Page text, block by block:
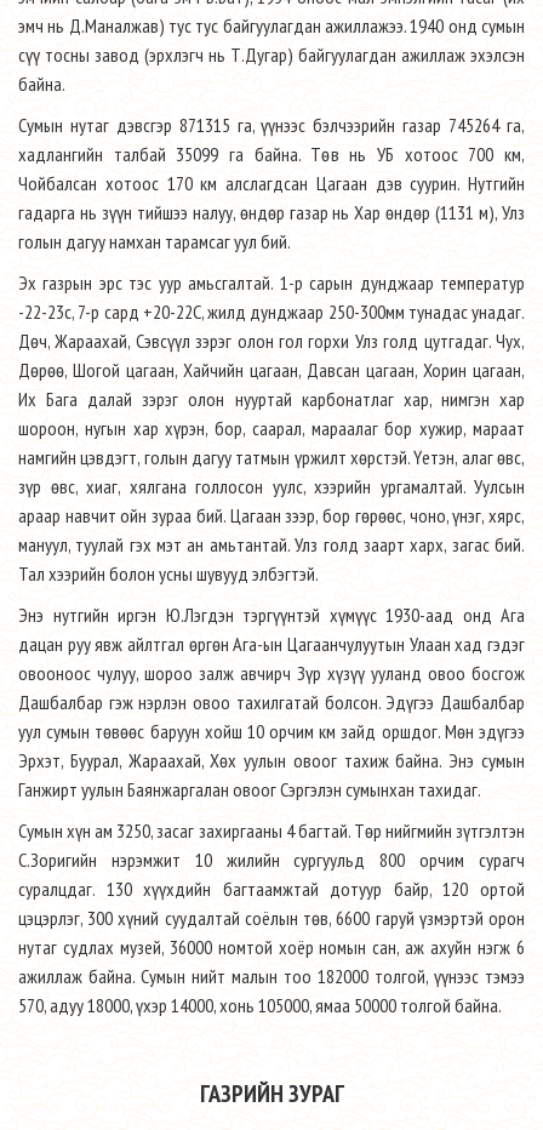
эмч нь Д.Маналжав) тус тус байгуулагдан ажиллажээ. 1940 онд сумын
сүү тосны завод (эрхлэгч нь Т.Дугар) байгуулагдан ажиллаж эхэлсэн
байна.
Сумын нутаг дэвсгэр 871315 га, үүнээс бэлчээрийн газар 745264 га,
хадлангийн талбай 35099 га байна. Төв нь УБ хотоос 700 км,
Чойбалсан хотоос 170 км алслагдсан Цагаан дэв суурин. Нутгийн
гадарга нь зүүн тийшээ налуу, өндөр газар нь Хар өндөр (1131 м), Улз
голын дагуу намхан тарамсаг уул бий.
Эх газрын эрс тэс уур амьсгалтай. 1-р сарын дунджаар температур
-22-23с, 7-р сард +20-22С, жилд дунджаар 250-300мм тунадас унадаг.
Дөч, Жараахай, Сэвсүүл зэрэг олон гол горхи Улз голд цутгадаг. Чух,
Дөрөө, Шогой цагаан, Хайчийн цагаан, Давсан цагаан, Хорин цагаан,
Их Бага далай зэрэг олон нууртай карбонатлаг хар, нимгэн хар
шороон, нугын хар хүрэн, бор, саарал, мараалаг бор хужир, мараат
намгийн цэвдэгт, голын дагуу татмын үржилт хөрстэй. Үетэн, алаг өвс,
зүр өвс, хиаг, хялгана голлосон уулс, хээрийн ургамалтай. Уулсын
араар навчит ойн зураа бий. Цагаан зээр, бор гөрөөс, чоно, үнэг, хярс,
мануул, туулай гэх мэт ан амьтантай. Улз голд заарт харх, загас бий.
Тал хээрийн болон усны шувууд элбэгтэй.
Энэ нутгийн иргэн Ю.Лэгдэн тэргүүнтэй хүмүүс 1930-аад онд Ага
дацан руу явж айлтгал өргөн Ага-ын Цагаанчулуутын Улаан хад гэдэг
овооноос чулуу, шороо залж авчирч Зүр хүзүү ууланд овоо босгож
Дашбалбар гэж нэрлэн овоо тахилгатай болсон. Эдүгээ Дашбалбар
уул сумын төвөөс баруун хойш 10 орчим км зайд оршдог. Мөн эдүгээ
Эрхэт, Буурал, Жараахай, Хөх уулын овоог тахиж байна. Энэ сумын
Ганжирт уулын Баянжаргалан овоог Сэргэлэн сумынхан тахидаг.
Сумын хүн ам 3250, засаг захиргааны 4 багтай. Төр нийгмийн зүтгэлтэн
С.Зоригийн нэрэмжит 10 жилийн сургуульд 800 орчим сурагч
суралцдаг. 130 хүүхдийн багтаамжтай дотуур байр, 120 ортой
цэцэрлэг, 300 хүний суудалтай соёлын төв, 6600 гаруй үзмэртэй орон
нутаг судлах музей, 36000 номтой хоёр номын сан, аж ахуйн нэгж 6
ажиллаж байна. Сумын нийт малын тоо 182000 толгой, үүнээс тэмээ
570, адуу 18000, үхэр 14000, хонь 105000, ямаа 50000 толгой байна.
ГАЗРИЙН ЗУРАГ